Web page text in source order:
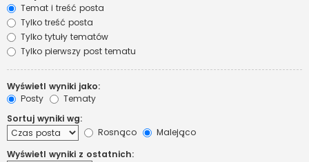
Temat i treść posta
Tylko treść posta
Tylko tytuły tematów
Tylko pierwszy post tematu
Wyświetl wyniki jako:
Posty
Tematy
Sortuj wyniki wg:
Rosnąco
Malejąco
Wyświetl wyniki z ostatnich: